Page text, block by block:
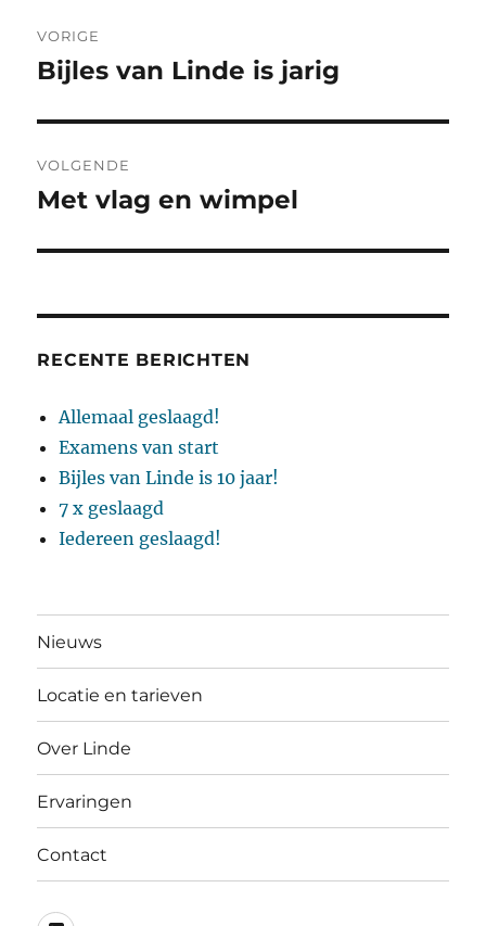
navigatie
VORIGE
Vorig
Bijles van Linde is jarig
VOLGENDE
Volgend
Met vlag en wimpel
RECENTE BERICHTEN
Allemaal geslaagd!
Examens van start
Bijles van Linde is 10 jaar!
7 x geslaagd
Iedereen geslaagd!
Nieuws
Locatie en tarieven
Over Linde
Ervaringen
Contact